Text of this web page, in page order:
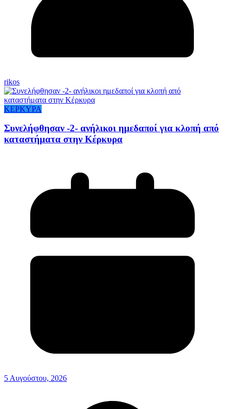
rikos
ΚΕΡΚΥΡΑ
Συνελήφθησαν -2- ανήλικοι ημεδαποί για κλοπή από
καταστήματα στην Κέρκυρα
5 Αυγούστου, 2026